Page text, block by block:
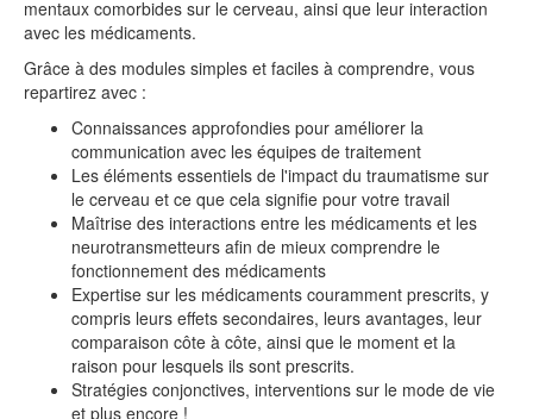
mentaux comorbides sur le cerveau, ainsi que leur interaction
avec les médicaments.
Grâce à des modules simples et faciles à comprendre, vous
repartirez avec :
Connaissances approfondies pour améliorer la
communication avec les équipes de traitement
Les éléments essentiels de l'impact du traumatisme sur
le cerveau et ce que cela signifie pour votre travail
Maîtrise des interactions entre les médicaments et les
neurotransmetteurs afin de mieux comprendre le
fonctionnement des médicaments
Expertise sur les médicaments couramment prescrits, y
compris leurs effets secondaires, leurs avantages, leur
comparaison côte à côte, ainsi que le moment et la
raison pour lesquels ils sont prescrits.
Stratégies conjonctives, interventions sur le mode de vie
et plus encore !